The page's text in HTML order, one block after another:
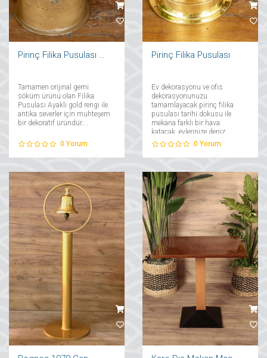
Pirinç Filika Pusulası Ayaklı
Tamamen orijinal gemi
söküm ürünü olan Filika
Pusulası Ayaklı gold rengi ile
antika severler için muhteşem
bir dekoratif üründür....
0 Yorum
Pirinç Filika Pusulası
Ev dekorasyonu ve ofis
dekorasyonunuzu
tamamlayacak pirinç filika
pusulası tarihi dokusu ile
mekana farklı bir hava
katacak, evlerinize deniz
esintisini taşıyacak!...
0 Yorum